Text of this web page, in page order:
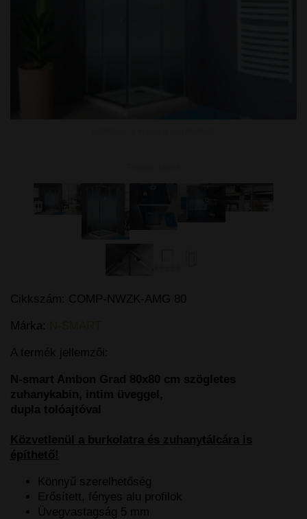
Cikkszám: COMP-NWZK-AMG 80
Márka:
A termék jellemzői:
N-smart Ambon Grad 80x80 cm szögletes
zuhanykabin, intim üveggel,
dupla tolóajtóval
Közvetlenül a burkolatra és zuhanytálcára is
építhető!
Könnyű szerelhetőség
Erősített, fényes alu profilok
Üvegvastagság 5 mm